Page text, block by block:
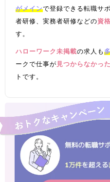
がメインで登録できる転職サ
者研修、実務者研修などの資
す。
ハローワーク未掲載の求人も
ークで仕事が見つからなかっ
トです。